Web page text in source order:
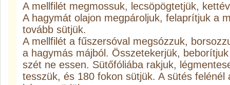
A mellfilét megmossuk, lecsöpögtetjük,
A hagymát olajon megpároljuk, felaprítjuk a
tovább sütjük.
A mellfilét a fűszersóval megsózzuk,
a hagymás májból. Összetekerjük,
szét ne essen. Sütőfóliába rakjuk,
tesszük, és 180 fokon sütjük. A sütés